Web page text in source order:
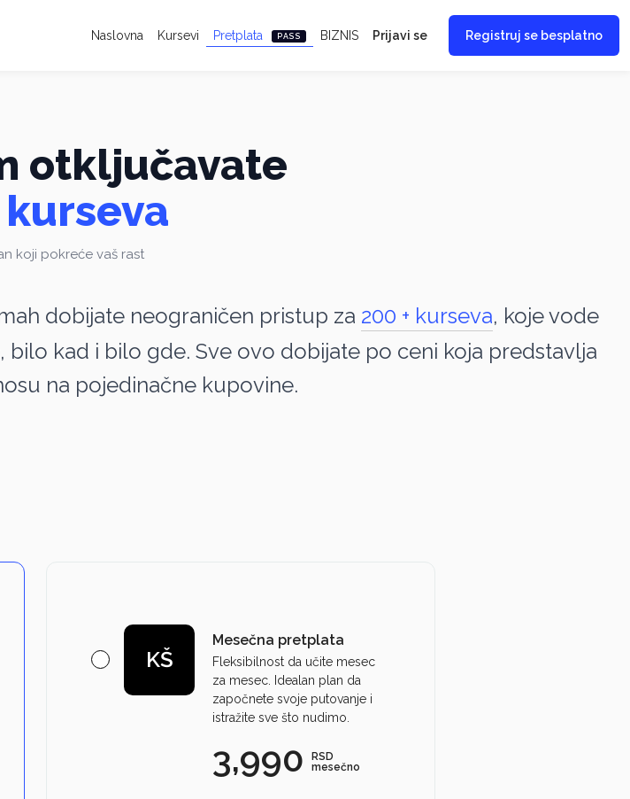
Naslovna Kursevi Pretplata PASS BIZNIS Prijavi se Registruj se besplatno
otključavate
kurseva
koji pokreće vaš rast
dobijate neograničen pristup za 200 + kurseva, koje vode
kad i bilo gde. Sve ovo dobijate po ceni koja predstavlja
na pojedinačne kupovine.
KŠ
Mesečna pretplata
Fleksibilnost da učite mesec
za mesec. Idealan plan da
započnete svoje putovanje i
istražite sve što nudimo.
3,990
RSD
mesečno